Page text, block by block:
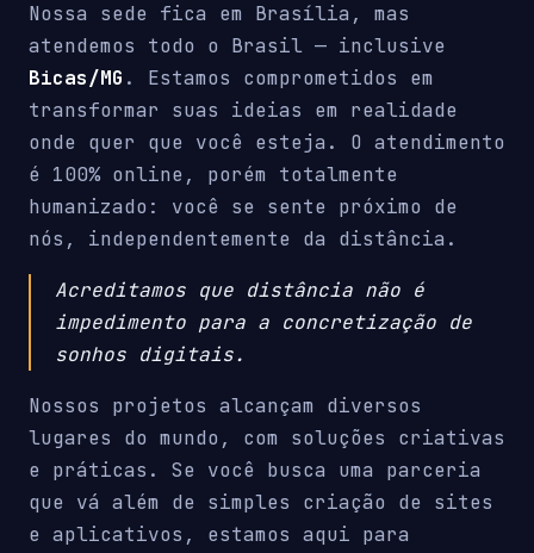
Nossa sede fica em Brasília, mas
atendemos todo o Brasil — inclusive
Bicas/MG . Estamos comprometidos em
transformar suas ideias em realidade
onde quer que você esteja. O atendimento
é 100% online, porém totalmente
humanizado: você se sente próximo de
nós, independentemente da distância.
Acreditamos que distância não é
impedimento para a concretização de
sonhos digitais.
Nossos projetos alcançam diversos
lugares do mundo, com soluções criativas
e práticas. Se você busca uma parceria
que vá além de simples criação de sites
e aplicativos, estamos aqui para